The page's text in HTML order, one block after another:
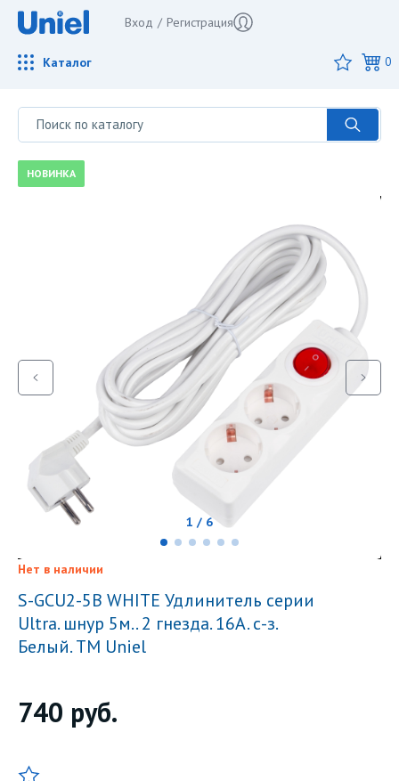
Вход / Регистрация
Каталог 0
НОВИНКА
1 / 6
Нет в наличии
S-GCU2-5B WHITE Удлинитель серии
Ultra. шнур 5м.. 2 гнезда. 16A. с-з.
Белый. TM Uniel
740 руб.